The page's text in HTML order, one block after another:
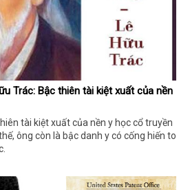
Trác: Bậc thiên tài kiệt xuất của nền
tài kiệt xuất của nền y học cổ truyền
ông còn là bậc danh y có cống hiến to